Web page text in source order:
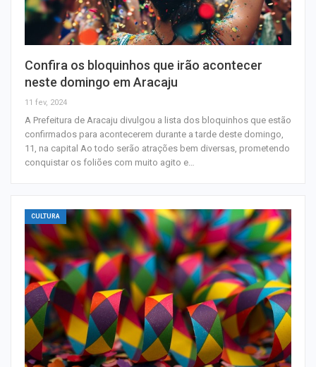
Confira os bloquinhos que irão acontecer
neste domingo em Aracaju
11 fev, 2024
A Prefeitura de Aracaju divulgou a lista dos bloquinhos que estão
confirmados para acontecerem durante a tarde deste domingo,
11, na capital Ao todo serão atrações bem diversas, prometendo
conquistar os foliões com muito agito e…
CULTURA